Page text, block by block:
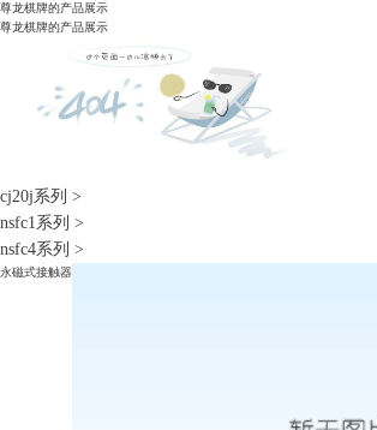
尊龙棋牌的产品展示
尊龙棋牌的产品展示
cj20j系列 >
nsfc1系列 >
nsfc4系列 >
永磁式接触器